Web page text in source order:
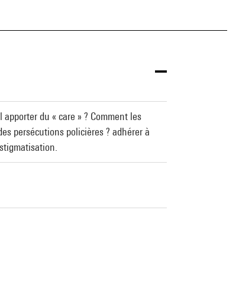
du « care » ? Comment les
persécutions policières ? adhérer à